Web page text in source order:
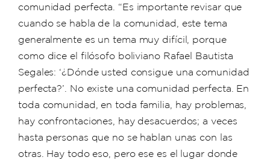
comunidad perfecta. “Es importante revisar que
cuando se habla de la comunidad, este tema
generalmente es un tema muy difícil, porque
como dice el filósofo boliviano Rafael Bautista
Segales: ‘¿Dónde usted consigue una comunidad
perfecta?’. No existe una comunidad perfecta. En
toda comunidad, en toda familia, hay problemas,
hay confrontaciones, hay desacuerdos; a veces
hasta personas que no se hablan unas con las
otras. Hay todo eso, pero ese es el lugar donde